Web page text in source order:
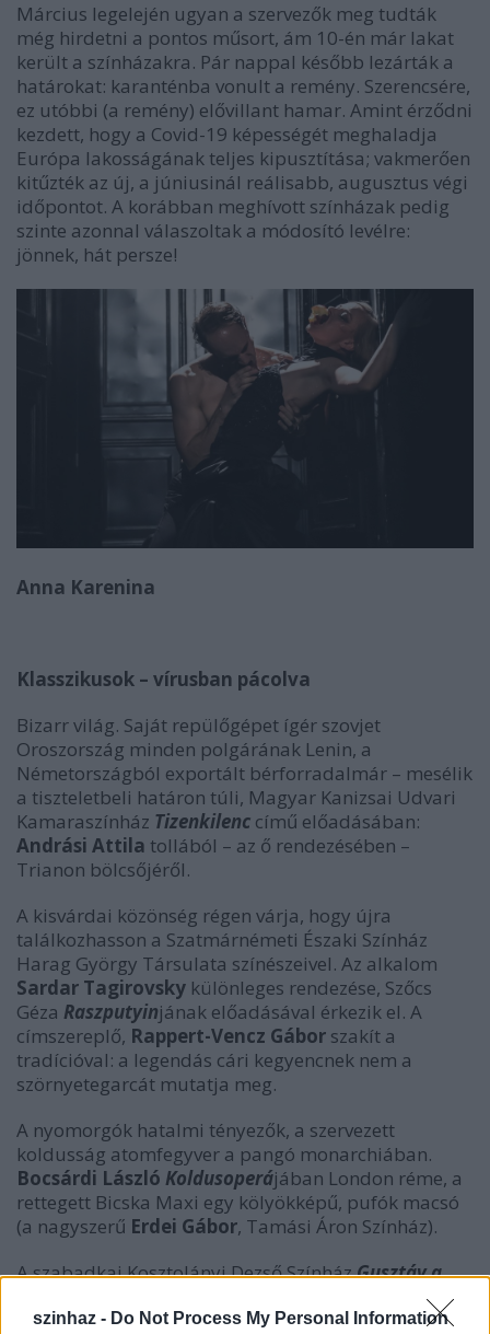
szinhaz - Do Not Process My Personal Information
Március legelején ugyan a szervezők meg tudták
még hirdetni a pontos műsort, ám 10-én már lakat
került a színházakra. Pár nappal később lezárták a
határokat: karanténba vonult a remény. Szerencsére,
ez utóbbi (a remény) elővillant hamar. Amint érződni
kezdett, hogy a Covid-19 képességét meghaladja
Európa lakosságának teljes kipusztítása; vakmerően
kitűzték az új, a júniusinál reálisabb, augusztus végi
időpontot. A korábban meghívott színházak pedig
szinte azonnal válaszoltak a módosító levélre:
jönnek, hát persze!
Anna Karenina
Klasszikusok – vírusban pácolva
Bizarr világ. Saját repülőgépet ígér szovjet
Oroszország minden polgárának Lenin, a
Németországból exportált bérforradalmár – mesélik
a tiszteletbeli határon túli, Magyar Kanizsai Udvari
Kamaraszínház Tizenkilenc című előadásában:
Andrási Attila tollából – az ő rendezésében –
Trianon bölcsőjéről.
A kisvárdai közönség régen várja, hogy újra
találkozhasson a Szatmárnémeti Északi Színház
Harag György Társulata színészeivel. Az alkalom
Sardar Tagirovsky különleges rendezése, Szőcs
Géza Raszputyinjának előadásával érkezik el. A
címszereplő, Rappert-Vencz Gábor szakít a
tradícióval: a legendás cári kegyencnek nem a
szörnyetegarcát mutatja meg.
A nyomorgók hatalmi tényezők, a szervezett
koldusság atomfegyver a pangó monarchiában.
Bocsárdi László Koldusoperájában London réme, a
rettegett Bicska Maxi egy kölyökképű, pufók macsó
(a nagyszerű Erdei Gábor, Tamási Áron Színház).
A szabadkai Kosztolányi Dezső SzínházGusztáv a
című előadását a legendás film- és
tévésorozat alapján rendezte megKokan